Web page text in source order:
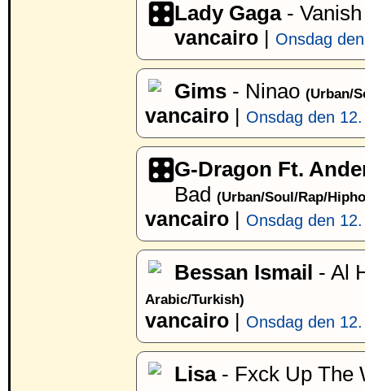
Lady Gaga-
vancairo | Onsdag
Gims - Ninao (Urban/
vancairo | Onsdag den
G-Dragon Ft.
Bad (Urban/Soul/Rap/
vancairo | Onsdag den
Bessan Ismail - Al
Arabic/Turkish)
vancairo | Onsdag den
Lisa- Fxck Up The